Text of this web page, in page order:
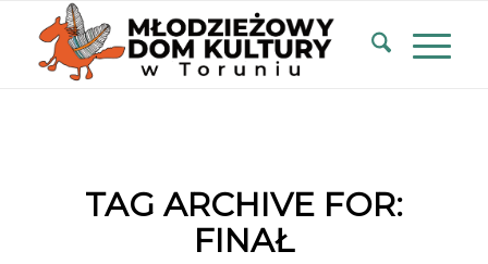
TAG ARCHIVE FOR:
FINAŁ